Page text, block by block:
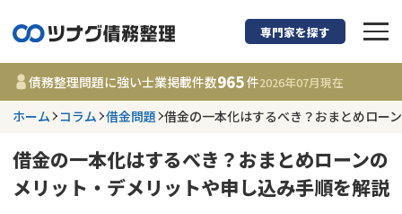
債務整理に強い弁
都道府県を選択
事務所 965
更新日 :2026年07月31日
専門家を探す
債務整理問題に強い士業掲載件数965件2026年07月現在
ホーム コラム 借金問題 借金の一本化はするべき？おまとめロー
借金の一本化はするべき？おまとめローンの
メリット・デメリットや申し込み手順を解説